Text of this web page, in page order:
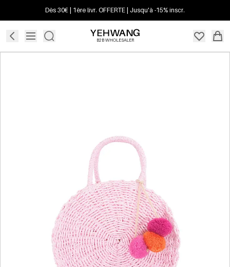
Dès 30€ | 1ère livr. OFFERTE | Jusqu'à -15% inscr.
B2B WHOLESALER